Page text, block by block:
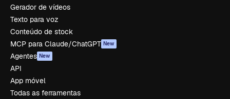
Gerador de vídeos
Texto para voz
Conteúdo de stock
MCP para Claude/ChatGPT New
Agentes New
API
App móvel
Todas as ferramentas